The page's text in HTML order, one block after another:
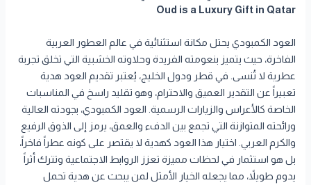
Oud is a Luxury Gift in Qatar
العود الكمبودي يحتل مكانة استثنائية في عالم العطور العربية
الفاخرة، حيث يتميز بنعومته الفريدة وحلاوته الخشبية التي تخلق تجربة
عطرية لا تُنسى. في قطر ودول الخليج، يُعتبر تقديم العود هدية
تعبيراً عن التقدير العميق والاحترام، وهو تقليد راسخ في المناسبات
الخاصة كالأعراس والزيارات الرسمية. العود الكمبودي، بجودته العالية
ورائحته المتوازنة التي تجمع بين الدفء والعمق، يرمز إلى الذوق الرفيع
والكرم العربي. اختيار هذا العود كهدية لا يقتصر على كونه عطراً فاخراً،
بل هو استثمار في لحظات مميزة تعزز الروابط الاجتماعية وتترك أثراً
يدوم طويلاً، مما يجعله الخيار الأمثل لمن يبحث عن هدية تحمل